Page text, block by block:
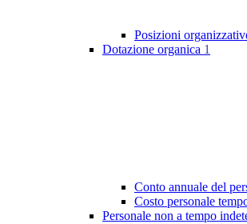
Posizioni
Dotazione organica 1
Conto annuale del
Costo personale
Personale non a tempo